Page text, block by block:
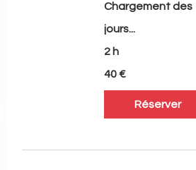
Chargement des
jours...
2 h
euros
40 €
Réserver